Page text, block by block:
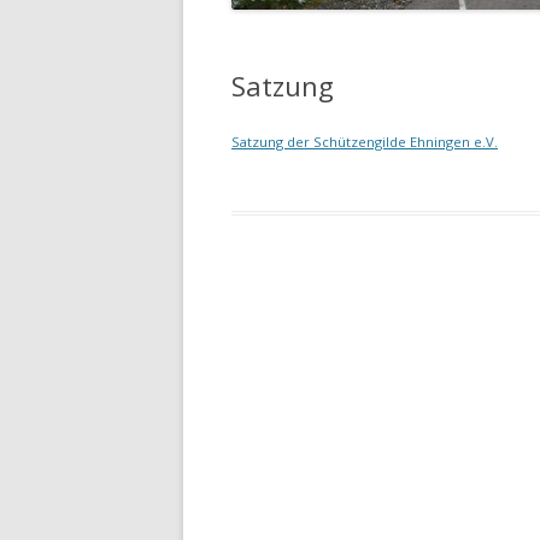
SATZUNG
Satzung
Satzung der Schützengilde Ehningen e.V.